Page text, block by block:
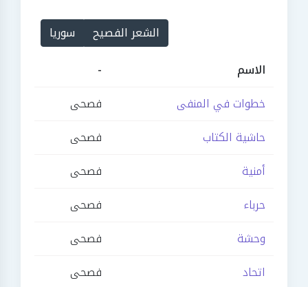
الشعر الفصيح
سوريا
الاسم
-
خطوات في المنفى
فصحى
حاشية الكتاب
فصحى
أمنية
فصحى
حرباء
فصحى
وحشة
فصحى
اتحاد
فصحى